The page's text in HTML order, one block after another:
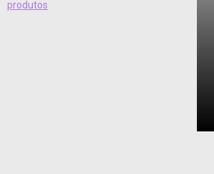
produtos